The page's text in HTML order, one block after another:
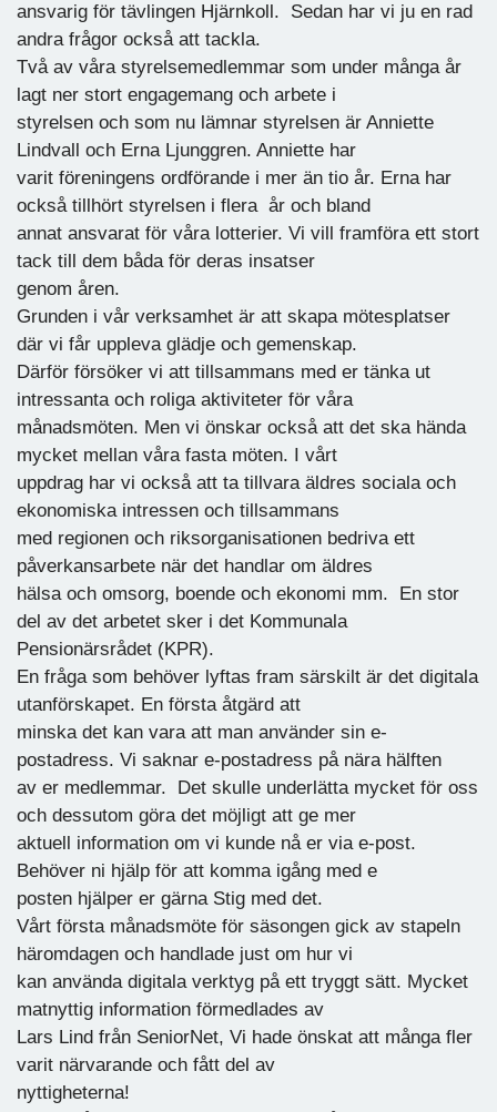
ansvarig för tävlingen Hjärnkoll. Sedan har vi ju en rad
andra frågor också att tackla.
Två av våra styrelsemedlemmar som under många år
lagt ner stort engagemang och arbete i
styrelsen och som nu lämnar styrelsen är Anniette
Lindvall och Erna Ljunggren. Anniette har
varit föreningens ordförande i mer än tio år. Erna har
också tillhört styrelsen i flera år och bland
annat ansvarat för våra lotterier. Vi vill framföra ett stort
tack till dem båda för deras insatser
genom åren.
Grunden i vår verksamhet är att skapa mötesplatser
där vi får uppleva glädje och gemenskap.
Därför försöker vi att tillsammans med er tänka ut
intressanta och roliga aktiviteter för våra
månadsmöten. Men vi önskar också att det ska hända
mycket mellan våra fasta möten. I vårt
uppdrag har vi också att ta tillvara äldres sociala och
ekonomiska intressen och tillsammans
med regionen och riksorganisationen bedriva ett
påverkansarbete när det handlar om äldres
hälsa och omsorg, boende och ekonomi mm. En stor
del av det arbetet sker i det Kommunala
Pensionärsrådet (KPR).
En fråga som behöver lyftas fram särskilt är det digitala
utanförskapet. En första åtgärd att
minska det kan vara att man använder sin e-
postadress. Vi saknar e-postadress på nära hälften
av er medlemmar. Det skulle underlätta mycket för oss
och dessutom göra det möjligt att ge mer
aktuell information om vi kunde nå er via e-post.
Behöver ni hjälp för att komma igång med e
posten hjälper er gärna Stig med det.
Vårt första månadsmöte för säsongen gick av stapeln
häromdagen och handlade just om hur vi
kan använda digitala verktyg på ett tryggt sätt. Mycket
matnyttig information förmedlades av
Lars Lind från SeniorNet, Vi hade önskat att många fler
varit närvarande och fått del av
nyttigheterna!